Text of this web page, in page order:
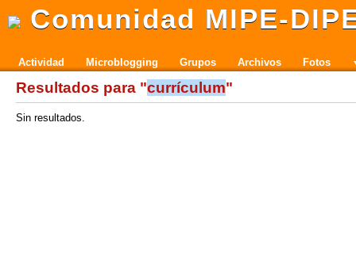
Comunidad MIPE-
Actividad Microblogging Grupos Archivos Fotos
Resultados para "currículum"
Sin resultados.